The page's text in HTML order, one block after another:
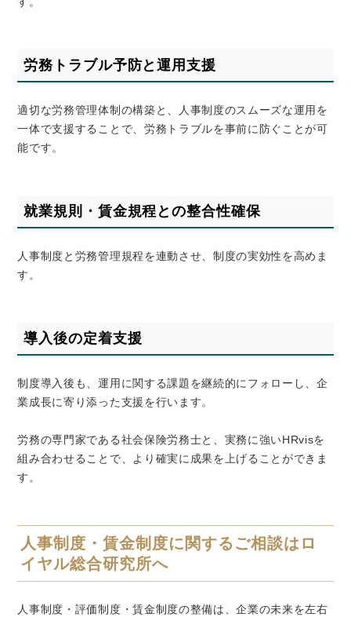
労務トラブル予防と運用支援
適切な労務管理体制の構築と、人事制度のスムーズな運用を
一体で支援することで、労務トラブルを事前に防ぐことが可
能です。
就業規則・賃金規程との整合性確保
人事制度と労務管理規程を連動させ、制度の実効性を高めま
す。
導入後の定着支援
制度導入後も、運用に関する課題を継続的にフォローし、企
業成長に寄り添った支援を行います。
労務の専門家である社会保険労務士と、実務に強いHRvisを
組み合わせることで、より確実に成果を上げることができま
す。
人事制度・賃金制度に関するご相談はロ
イヤル総合研究所へ
人事制度・評価制度・賃金制度の整備は、企業の未来を左右